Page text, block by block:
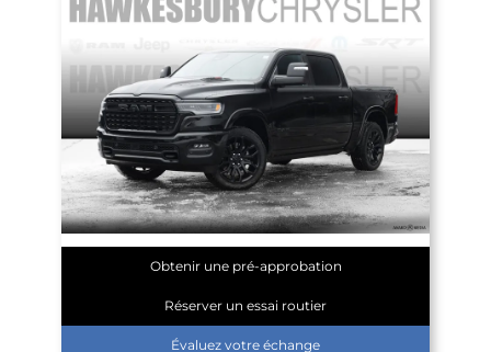
Obtenir une pré-approbation
Réserver un essai routier
Évaluez votre échange